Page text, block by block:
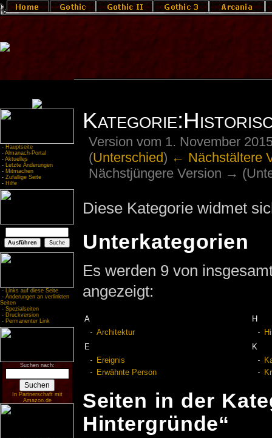
- Hauptseite
- Almanach-Portal
- Aktuelles
- Letzte Änderungen
- Mitmachen
- Zufällige Seite
- Hilfe
- Links auf diese Seite
- Änderungen an verlinkten
Seiten
- Spezialseiten
- Druckversion
- Permanenter Link
Suchen nach:
In Partnerschaft mit
Amazon.de
Version vom 1. November
(Unterschied) ← Nächstältere
Nächstjüngere Version →
Diese Kategorie widmet
Unterkategorien
Es werden 9 von
angezeigt:
A
Architektur
E
Ereignis
Erwähnte Person
H
K
Seiten in der
Hintergründe“